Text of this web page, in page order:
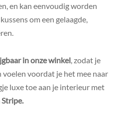
en kan eenvoudig worden
om een gelaagde,
in onze winkel, zodat je
voordat je het mee naar
luxe toe aan je interieur met
Stripe.